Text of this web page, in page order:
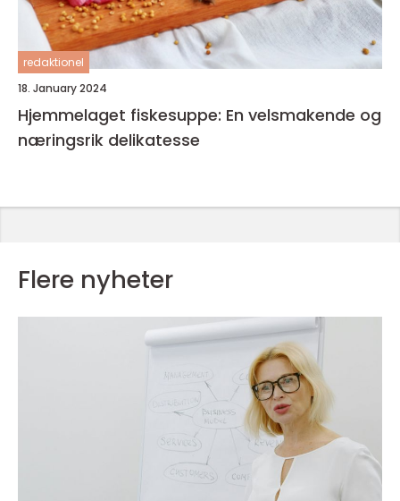
redaktionel
18. January 2024
Hjemmelaget fiskesuppe: En velsmakende og
næringsrik delikatesse
Flere nyheter